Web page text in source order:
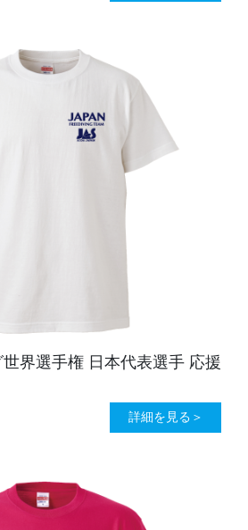
界選手権 日本代表選手 応援
詳細を見る＞